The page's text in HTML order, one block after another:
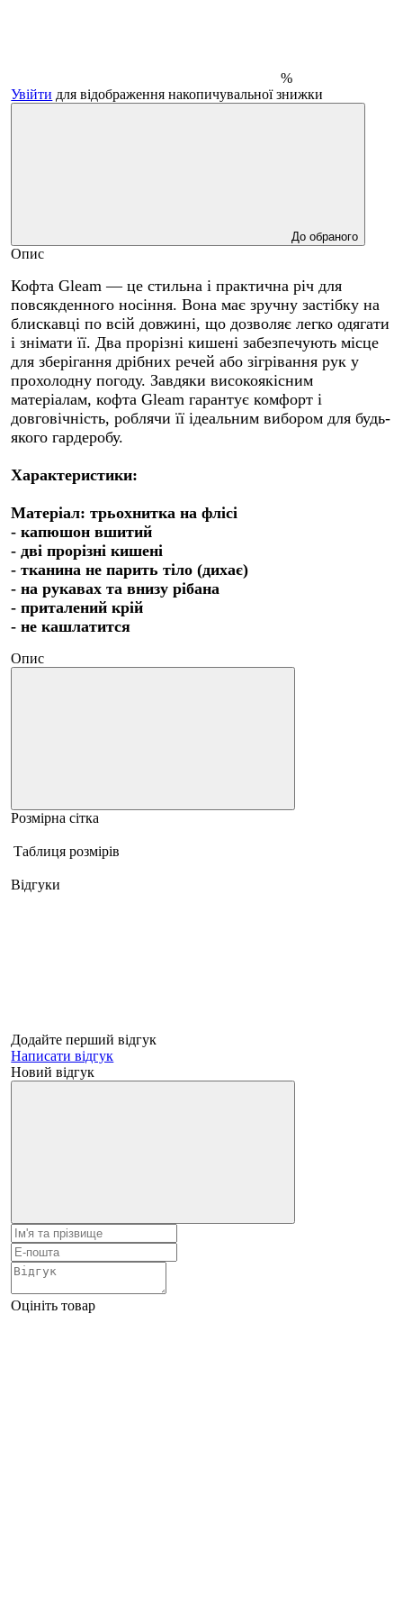
%
Увійти для відображення накопичувальної знижки
До обраного
Опис
Кофта Gleam — це стильна і практична річ для
повсякденного носіння. Вона має зручну застібку на
блискавці по всій довжині, що дозволяє легко одягати
і знімати її. Два прорізні кишені забезпечують місце
для зберігання дрібних речей або зігрівання рук у
прохолодну погоду. Завдяки високоякісним
матеріалам, кофта Gleam гарантує комфорт і
довговічність, роблячи її ідеальним вибором для будь-
якого гардеробу.
Характеристики:
Матеріал: трьохнитка на флісі
- капюшон вшитий
- дві прорізні кишені
- тканина не парить тіло (дихає)
- на рукавах та внизу рібана
- приталений крій
- не кашлатится
Опис
Розмірна сітка
Таблиця розмірів
Відгуки
Додайте перший відгук
Написати відгук
Новий відгук
Оцініть товар